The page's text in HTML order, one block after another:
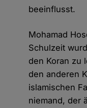
beeinflusst.
Mohamad
Schulzeit
den Koran zu
den anderen
islamischen
niemand, der